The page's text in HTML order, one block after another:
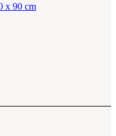
x 90 cm